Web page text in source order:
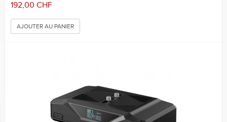
192,00 CHF
AJOUTER AU PANIER